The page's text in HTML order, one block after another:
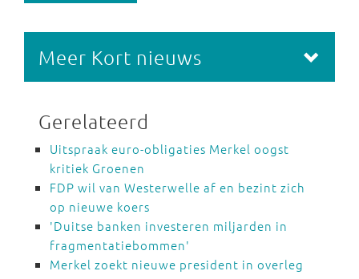
Meer Kort nieuws
Gerelateerd
Uitspraak euro-obligaties Merkel oogst
kritiek Groenen
FDP wil van Westerwelle af en bezint zich
op nieuwe koers
'Duitse banken investeren miljarden in
fragmentatiebommen'
Merkel zoekt nieuwe president in overleg